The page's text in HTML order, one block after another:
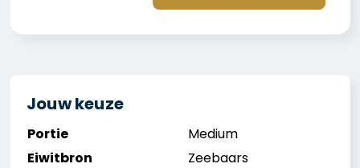
Jouw keuze
Portie
Medium
Eiwitbron
Zeebaars